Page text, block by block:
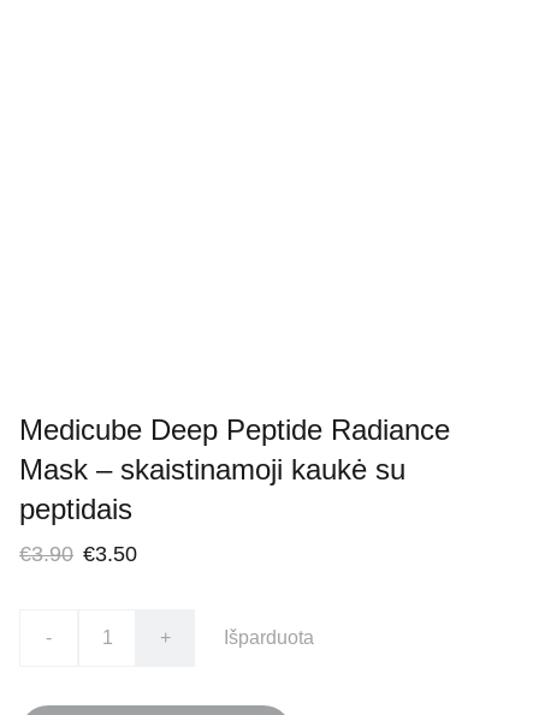
Medicube Deep Peptide Radiance
Mask – skaistinamoji kaukė su
peptidais
€3.90 €3.50
- + Išparduota